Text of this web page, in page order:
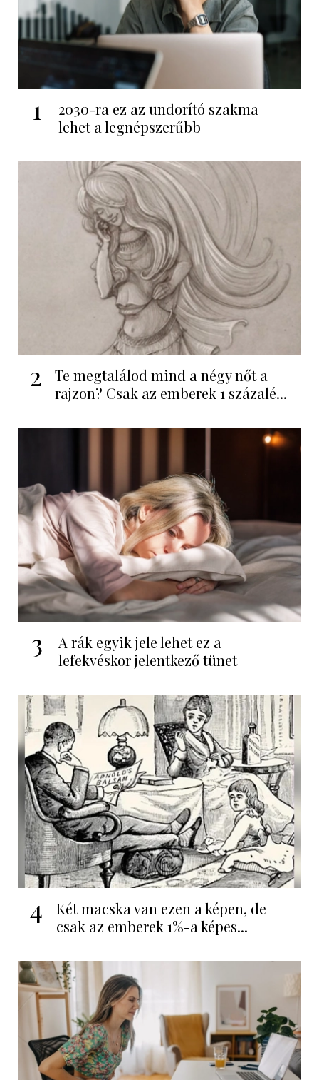
1
2030-ra ez az undorító szakma
lehet a legnépszerűbb
2
Te megtalálod mind a négy nőt a
rajzon? Csak az emberek 1 százalé...
3
A rák egyik jele lehet ez a
lefekvéskor jelentkező tünet
4
Két macska van ezen a képen, de
csak az emberek 1%-a képes...